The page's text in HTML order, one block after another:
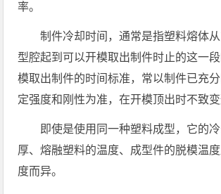
率。
制件冷却时间，通常是指塑料熔体
型腔起到可以开模取出制件时止的这一
模取出制件的时间标准，常以制件已充
定强度和刚性为准，在开模顶出时不致变
即使是使用同一种塑料成型，它的
厚、熔融塑料的温度、成型件的脱模温
度而异。